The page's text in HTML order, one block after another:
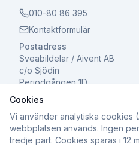
010-80 86 395
Kontaktformulär
Postadress
Sveabildelar / Aivent AB
c/o Sjödin
Periodgången 1D
611 37 Nyköping
©2026Sveabildelar /
Cookies
Vi använder analytiska cookies
webbplatsen används. Ingen
tredje part. Cookies sparas i 12